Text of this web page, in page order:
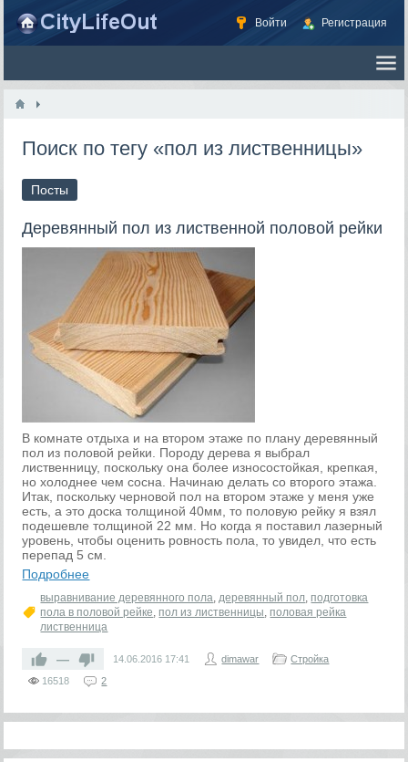
Войти Регистрация
Поиск по тегу «пол из лиственницы»
Посты
Деревянный пол из лиственной половой рейки
В комнате отдыха и на втором этаже по плану деревянный
пол из половой рейки. Породу дерева я выбрал
лиственницу, поскольку она более износостойкая, крепкая,
но холоднее чем сосна. Начинаю делать со второго этажа.
Итак, поскольку черновой пол на втором этаже у меня уже
есть, а это доска толщиной 40мм, то половую рейку я взял
подешевле толщиной 22 мм. Но когда я поставил лазерный
уровень, чтобы оценить ровность пола, то увидел, что есть
перепад 5 см.
Подробнее
выравнивание деревянного пола,деревянный пол, подготовка
пола в половой рейке, пол из лиственницы, половая рейка
лиственница
— 14.06.2016 17:41 dimawar
Стройка
16518
2